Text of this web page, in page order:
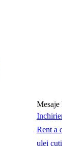
Mesaje
Rent a
ulei